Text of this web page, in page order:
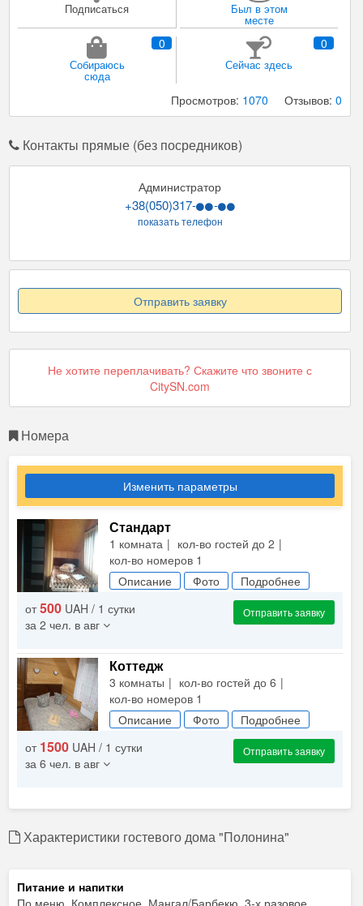
Подписаться Был в этом
месте
0
Собираюсь
сюда
0
Сейчас здесь
Отзывов: 0
Просмотров: 1070
Контакты прямые (без посредников)
Администратор
+38(050)317- -
показать телефон
Отправить заявку
Не хотите переплачивать? Скажите что звоните с
CitySN.com
Номера
Изменить параметры
Стандарт
1 комната
кол-во гостей до 2
кол-во номеров 1
Описание
Фото
Подробнее
от500 UAH / 1 сутки
за 2 чел. в авг
Отправить заявку
Коттедж
3 комнаты
кол-во гостей до 6
кол-во номеров 1
Описание
Фото
Подробнее
от 1500 UAH / 1 сутки
за 6 чел. в авг
Отправить заявку
Характеристики гостевого дома "Полонина"
Питание и напитки